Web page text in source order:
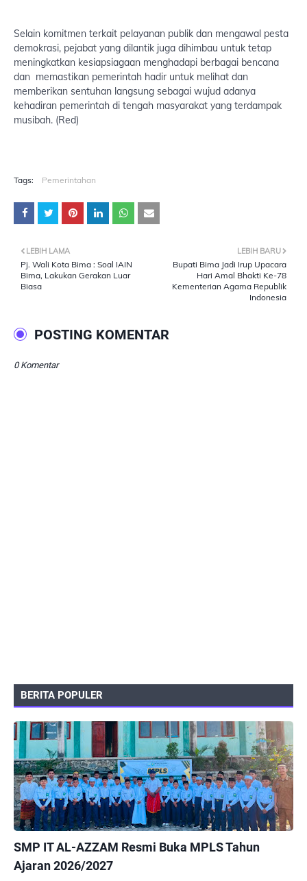
Selain komitmen terkait pelayanan publik dan mengawal pesta
demokrasi, pejabat yang dilantik juga dihimbau untuk tetap
meningkatkan kesiapsiagaan menghadapi berbagai bencana
dan memastikan pemerintah hadir untuk melihat dan
memberikan sentuhan langsung sebagai wujud adanya
kehadiran pemerintah di tengah masyarakat yang terdampak
musibah. (Red)
Tags: Pemerintahan
LEBIH BARU
Bupati Bima Jadi Irup Upacara
Hari Amal Bhakti Ke-78
Kementerian Agama Republik
Indonesia
LEBIH LAMA
Pj. Wali Kota Bima : Soal IAIN
Bima, Lakukan Gerakan Luar
Biasa
POSTING KOMENTAR
0 Komentar
BERITA POPULER
SMP IT AL-AZZAM Resmi Buka MPLS Tahun
Ajaran 2026/2027